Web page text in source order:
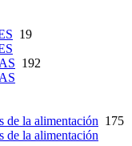
19
192
de la alimentación 175
de la alimentación